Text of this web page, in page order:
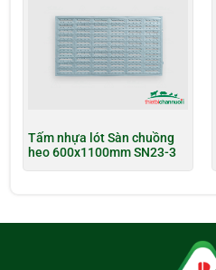
Tấm nhựa lót Sàn chuồng
heo 600x1100mm SN23-3